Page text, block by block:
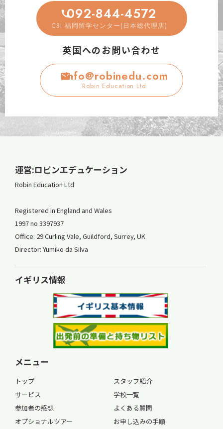
092-844-4572
CSI 福岡留学センター(日本総代理店)
英国へのお問い合わせ
info@robinedu.com
Robin Education Ltd
運営:ロビンエデュケーション
Robin Education Ltd
Registered in England and Wales
1997 no 3397937
Office: 29 Curling Vale, Guildford, Surrey, UK
Director: Yumiko da Silva
イギリス情報
メニュー
トップ
スタッフ紹介
サービス
学校一覧
参加者の感想
よくある質問
オプショナルツアー
お申し込みの手順